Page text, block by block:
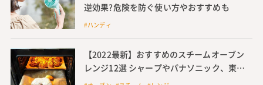
逆効果?危険を防ぐ使い方やおすすめも
#ハンディ
【2022最新】おすすめのスチームオーブン
レンジ12選 シャープやパナソニック、東
芝、日立などメーカーごとに人気商品を紹介